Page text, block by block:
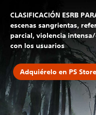
CLASIFICACIÓN ESRB
escenas sangrientas,
parcial, violencia
con los usuarios
Adquiérelo en PS Store